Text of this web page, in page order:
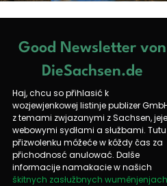
Good Newsletter von
DieSachsen.de
Haj, chcu so přihlasić k
wozjewjenkowej listinje publizer
z temami zwjazanymi z Sachsen, jeje
webowymi sydłami a słužbami. Tutu
přizwolenku móžeće w kóždy čas za
přichodnosć anulować. Dalše
informacije namakacie w našich
škitnych zasłužbnych wuměnjenjach